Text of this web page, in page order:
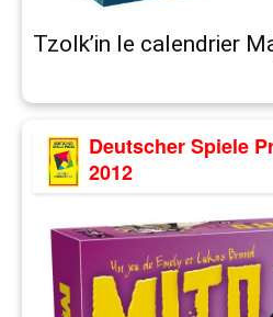
Tzolk’in le calendrier
Deutscher Spiele
2012